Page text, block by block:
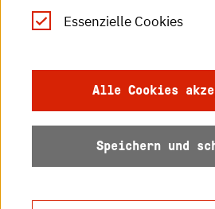
Leichte Sprache
Datenschutz
Barrierefreiheit
Essenzielle Cookies
Alle Cookies
Speichern und